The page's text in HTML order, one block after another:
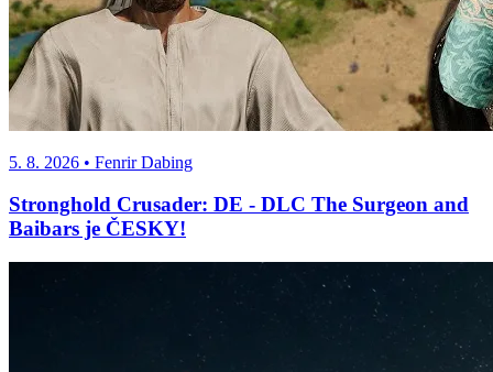
5. 8. 2026 • Fenrir Dabing
Stronghold Crusader: DE - DLC The Surgeon and
Baibars je ČESKY!